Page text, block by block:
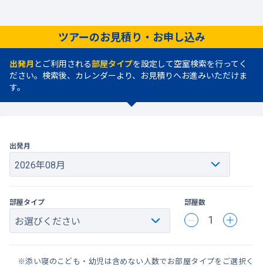
ツアーのお見積り・お申し込み
出発月 とご利用される部屋タイプを設定して空室検索を行ってく
ださい。検索後、カレンダーより、お見積りへお進みいただけま
す。
出発月
部屋タイプ 部屋数
1
※添い寝のこども・幼児は含めない人数でお部屋タイプをご選択く